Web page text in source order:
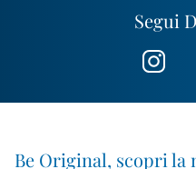
Segui
Be Original, scopri la